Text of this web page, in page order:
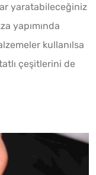
yaratabileceğiniz
yapımında
kullanılsa
çeşitlerini de